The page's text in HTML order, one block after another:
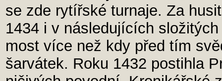
se zde rytířské turnaje. Za
1434 i v následujících
most více než kdy před tím
šarvátek. Roku 1432 postihla